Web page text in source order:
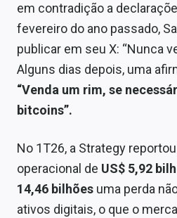
em contradição a
fevereiro do ano passado,
publicar em seu X: “Nunca
Alguns dias depois, uma
“Venda um rim, se
bitcoins”.
No 1T26, a Strategy
operacional de US$ 5,92
14,46 bilhões uma perda
ativos digitais, o que o